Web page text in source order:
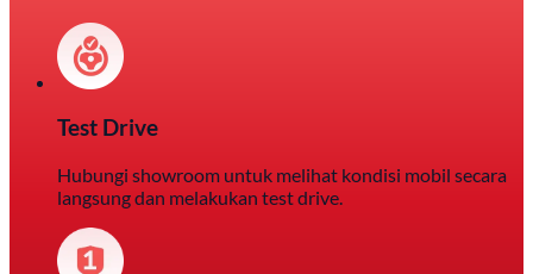
Test Drive
Hubungi showroom untuk melihat kondisi mobil secara
langsung dan melakukan test drive.